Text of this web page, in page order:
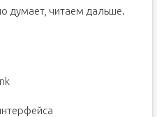
думает, читаем дальше.